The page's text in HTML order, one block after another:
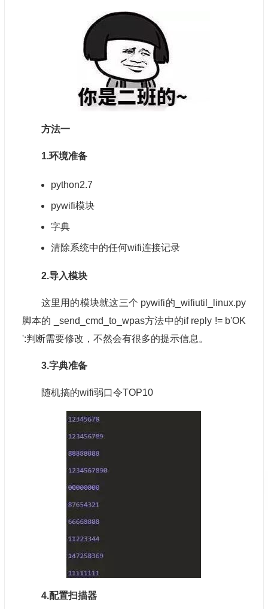
方法一
1.环境准备
python2.7
pywifi模块
字典
清除系统中的任何wifi连接记录
2.导入模块
这里用的模块就这三个 pywifi的_wifiutil_linux.py
脚本的 _send_cmd_to_wpas方法中的if reply != b'OK
':判断需要修改，不然会有很多的提示信息。
3.字典准备
随机搞的wifi弱口令TOP10
4.配置扫描器